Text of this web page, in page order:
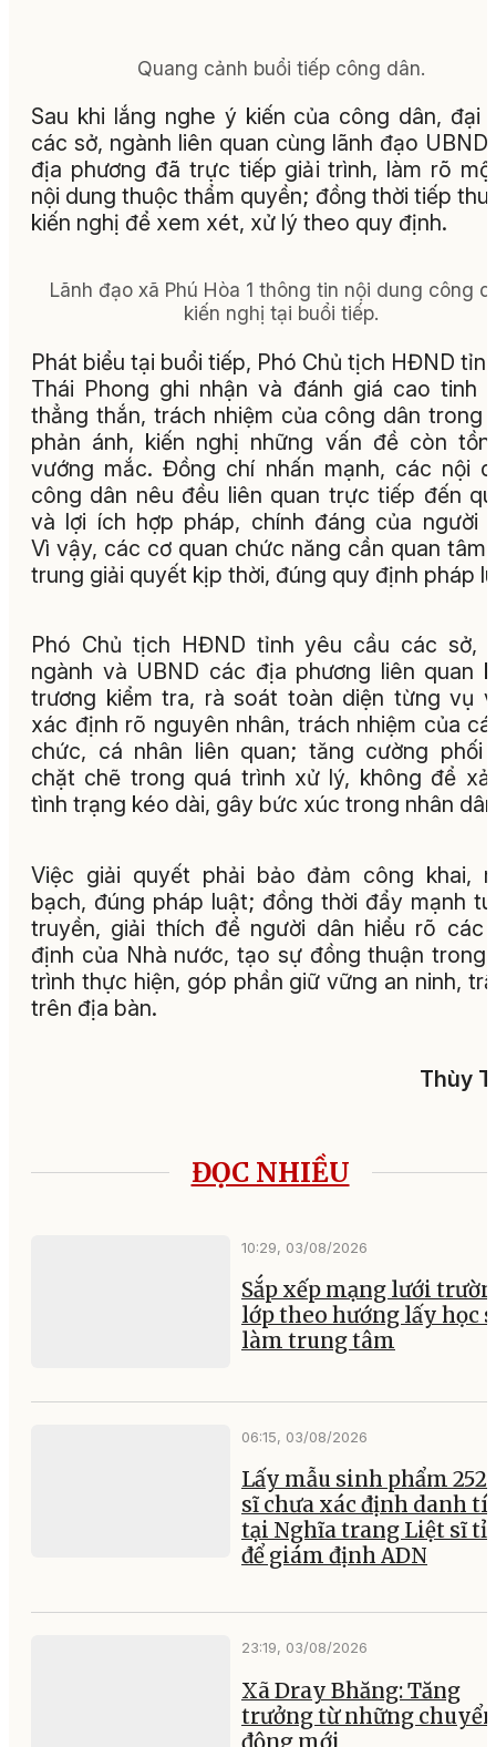
Quang cảnh buổi tiếp công dân.
Sau khi lắng nghe ý kiến của công dân, đại
các sở, ngành liên quan cùng lãnh đạo UBND
địa phương đã trực tiếp giải trình, làm rõ
nội dung thuộc thẩm quyền; đồng thời tiếp thu
kiến nghị để xem xét, xử lý theo quy định.
Lãnh đạo xã Phú Hòa 1 thông tin nội dung công
kiến nghị tại buổi tiếp.
Phát biểu tại buổi tiếp, Phó Chủ tịch HĐND
Thái Phong ghi nhận và đánh giá cao tinh
thẳng thắn, trách nhiệm của công dân trong
phản ánh, kiến nghị những vấn đề còn
vướng mắc. Đồng chí nhấn mạnh, các nội
công dân nêu đều liên quan trực tiếp đến
và lợi ích hợp pháp, chính đáng của người
Vì vậy, các cơ quan chức năng cần quan
trung giải quyết kịp thời, đúng quy định pháp
Phó Chủ tịch HĐND tỉnh yêu cầu các sở,
ngành và UBND các địa phương liên quan
trương kiểm tra, rà soát toàn diện từng vụ
xác định rõ nguyên nhân, trách nhiệm của
chức, cá nhân liên quan; tăng cường phối
chặt chẽ trong quá trình xử lý, không để
tình trạng kéo dài, gây bức xúc trong nhân
Việc giải quyết phải bảo đảm công khai,
bạch, đúng pháp luật; đồng thời đẩy mạnh
truyền, giải thích để người dân hiểu rõ các
định của Nhà nước, tạo sự đồng thuận trong
trình thực hiện, góp phần giữ vững an ninh,
trên địa bàn.
Thùy
ĐỌC NHIỀU
10:29, 03/08/2026
Sắp xếp mạng lưới
lớp theo hướng lấy học
làm trung tâm
06:15, 03/08/2026
Lấy mẫu sinh phẩm 252
sĩ chưa xác định danh
tại Nghĩa trang Liệt sĩ
để giám định ADN
23:19, 03/08/2026
Xã Dray Bhăng: Tăng
trưởng từ những chuyển
động mới